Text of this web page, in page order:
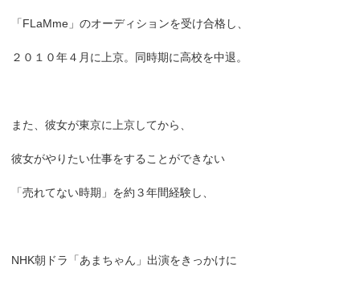
「FLaMme」のオーディションを受け合格し、
２０１０年４月に上京。同時期に高校を中退。
また、彼女が東京に上京してから、
彼女がやりたい仕事をすることができない
「売れてない時期」を約３年間経験し、
NHK朝ドラ「あまちゃん」出演をきっかけに